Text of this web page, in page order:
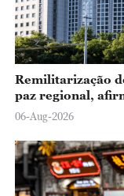
Remilitarização
paz regional,
06-Aug-2026